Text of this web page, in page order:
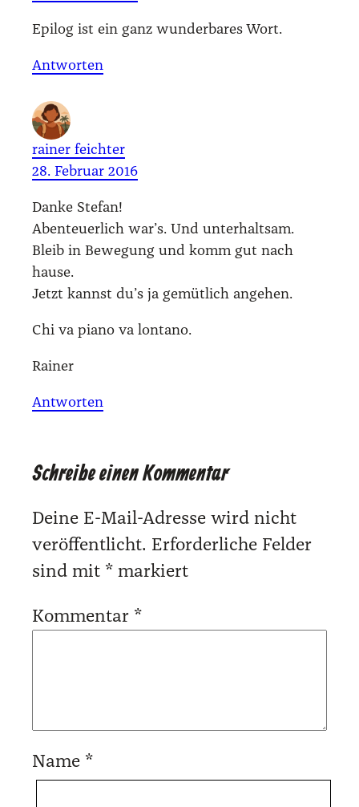
Epi­log ist ein ganz wun­der­ba­res Wort.
Antworten
rainer feichter
28. Februar 2016
Dan­ke Ste­fan!
Aben­teu­er­lich war’s. Und unter­halt­sam.
Bleib in Bewe­gung und komm gut nach
hau­se.
Jetzt kannst du’s ja gemüt­lich ange­hen.
Chi va pia­no va lon­ta­no.
Rai­ner
Antworten
Schreibe einen Kommentar
Deine E-Mail-Adresse wird nicht
veröffentlicht. Erforderliche Felder
sind mit * markiert
Kommentar *
Name *